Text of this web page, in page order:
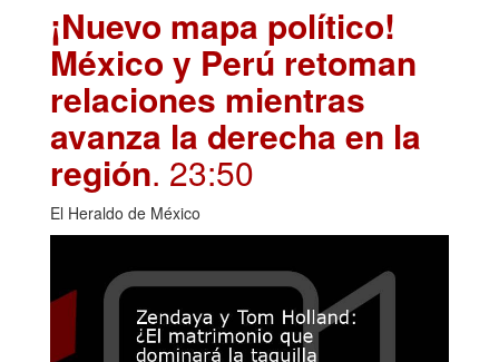
¡Nuevo mapa político!
México y Perú retoman
relaciones mientras
avanza la derecha en la
región. 23:50
El Heraldo de México